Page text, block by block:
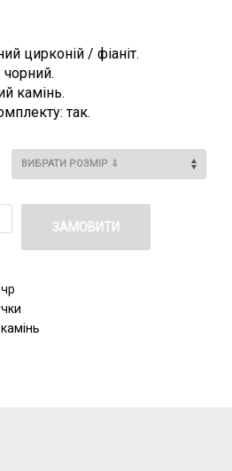
цирконій / фіаніт.
чорний.
камінь.
так.
ЗАМОВИТИ